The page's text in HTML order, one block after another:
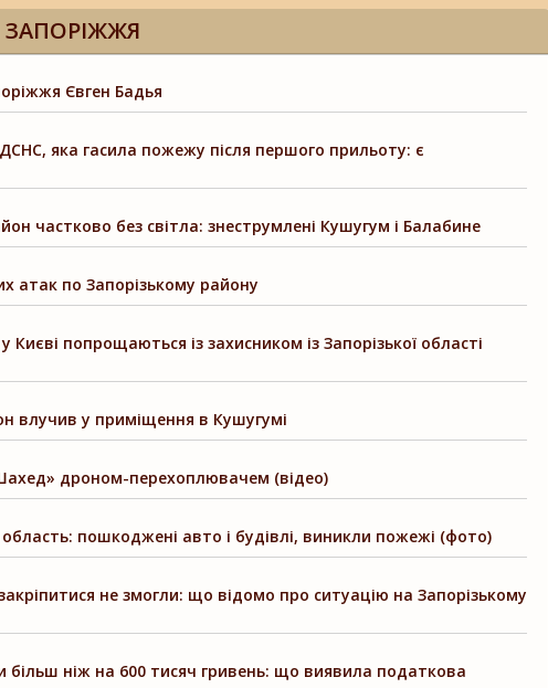
Євген Бадья
яка гасила пожежу після першого прильоту: є
частково без світла: знеструмлені Кушугум і Балабине
атак по Запорізькому району
попрощаються із захисником із Запорізької області
влучив у приміщення в Кушугумі
дроном-перехоплювачем (відео)
пошкоджені авто і будівлі, виникли пожежі (фото)
не змогли: що відомо про ситуацію на Запорізькому
більш ніж на 600 тисяч гривень: що виявила податкова